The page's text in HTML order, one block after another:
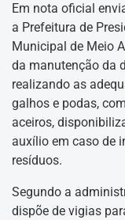
Em nota oficial
a Prefeitura de
Municipal de Meio
da manutenção da
realizando as
galhos e podas,
aceiros,
auxílio em caso de
resíduos.
Segundo a
dispõe de vigias